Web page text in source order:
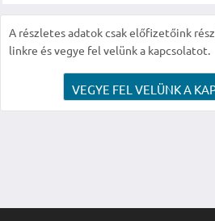
A részletes adatok csak előfizetőink
linkre és vegye fel velünk a kapcsolatot.
VEGYE FEL VELÜNK A